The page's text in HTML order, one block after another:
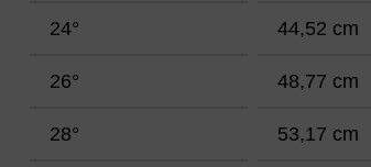
24° 44,52 cm
26° 48,77 cm
28° 53,17 cm